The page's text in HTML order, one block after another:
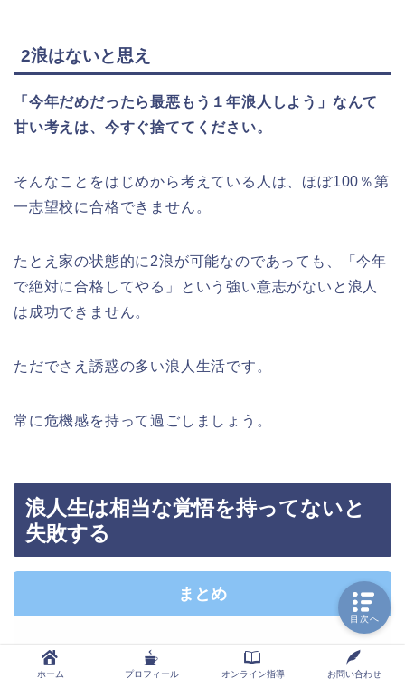
2浪はないと思え
「今年だめだったら最悪もう１年浪人しよう」なんて
甘い考えは、今すぐ捨ててください。
そんなことをはじめから考えている人は、ほぼ100％第
一志望校に合格できません。
たとえ家の状態的に2浪が可能なのであっても、「今年
で絶対に合格してやる」という強い意志がないと浪人
は成功できません。
ただでさえ誘惑の多い浪人生活です。
常に危機感を持って過ごしましょう。
浪人生は相当な覚悟を持ってないと
失敗する
まとめ
浪人は地獄。メンタルが相当きつい。
ホーム プロフィール オンライン指導 お問い合わせ
目次へ